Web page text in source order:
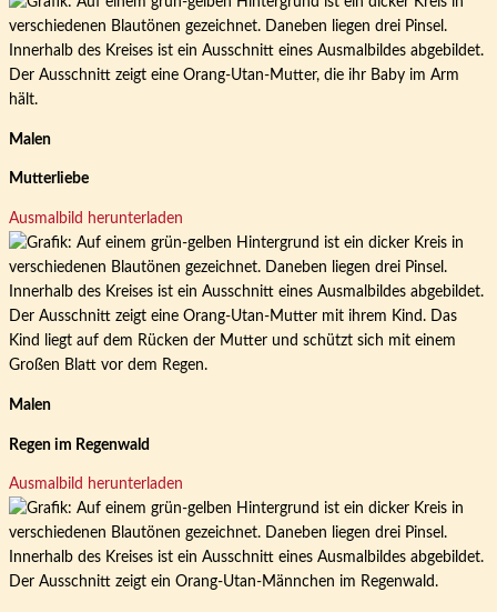
Malen
Mutterliebe
Ausmalbild herunterladen
Malen
Regen im Regenwald
Ausmalbild herunterladen